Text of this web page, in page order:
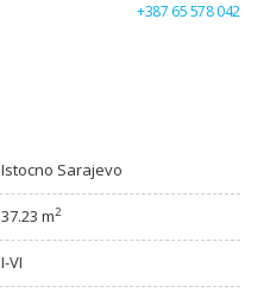
+387 65 578 042
Istocno Sarajevo
37.23 m2
I-VI